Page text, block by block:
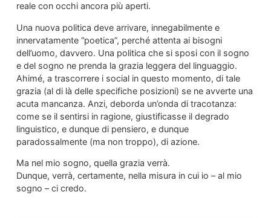
reale con occhi ancora più aperti.
Una nuova politica deve arrivare, innegabilmente e
innervatamente “poetica”, perché attenta ai bisogni
dell’uomo, davvero. Una politica che si sposi con il sogno
e del sogno ne prenda la grazia leggera del linguaggio.
Ahimé, a trascorrere i social in questo momento, di tale
grazia (al di là delle specifiche posizioni) se ne avverte una
acuta mancanza. Anzi, deborda un’onda di tracotanza:
come se il sentirsi in ragione, giustificasse il degrado
linguistico, e dunque di pensiero, e dunque
paradossalmente (ma non troppo), di azione.
Ma nel mio sogno, quella grazia verrà.
Dunque, verrà, certamente, nella misura in cui io – al mio
sogno – ci credo.